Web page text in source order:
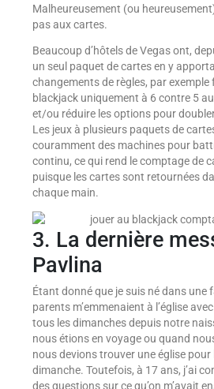
Malheureusement (ou
pas aux cartes.
Beaucoup d’hôtels de Vegas ont,
un seul paquet de cartes en y
changements de règles, par exemple
blackjack uniquement à 6 contre 5
et/ou réduire les options pour
Les jeux à plusieurs paquets de
couramment des machines pour
continu, ce qui rend le comptage de
puisque les cartes sont retournées
chaque main.
3. La dernière
Pavlina
Étant donné que je suis né dans une
parents m’emmenaient à l’église
tous les dimanches depuis notre
nous étions en voyage ou quand
nous devions trouver une église pour
dimanche. Toutefois, à 17 ans, j’ai
des questions sur ce qu’on m’avait